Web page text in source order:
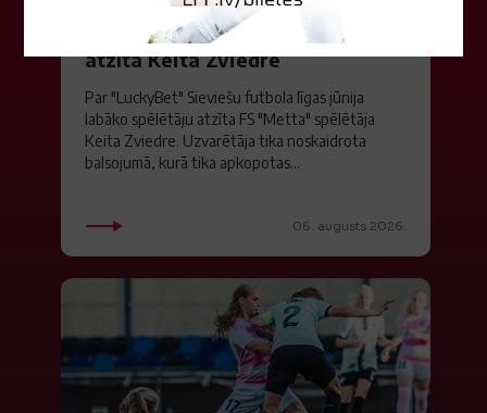
Jūlijā par labāko "LuckyBet" SFL
atzīta Keita Zviedre
Par "LuckyBet" Sieviešu futbola līgas jūnija
labāko spēlētāju atzīta FS "Metta" spēlētāja
Keita Zviedre. Uzvarētāja tika noskaidrota
balsojumā, kurā tika apkopotas...
06. augusts 2026.